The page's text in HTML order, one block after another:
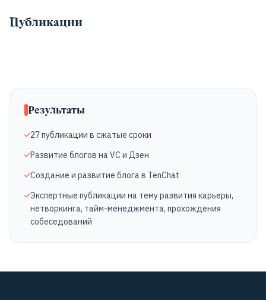
Публикации
Результаты
27 публикации в сжатые сроки
Развитие блогов на VC и Дзен
Создание и развитие блога в TenChat
Экспертные публикации на тему развития карьеры,
нетворкинга, тайм-менеджмента, прохождения
собеседований